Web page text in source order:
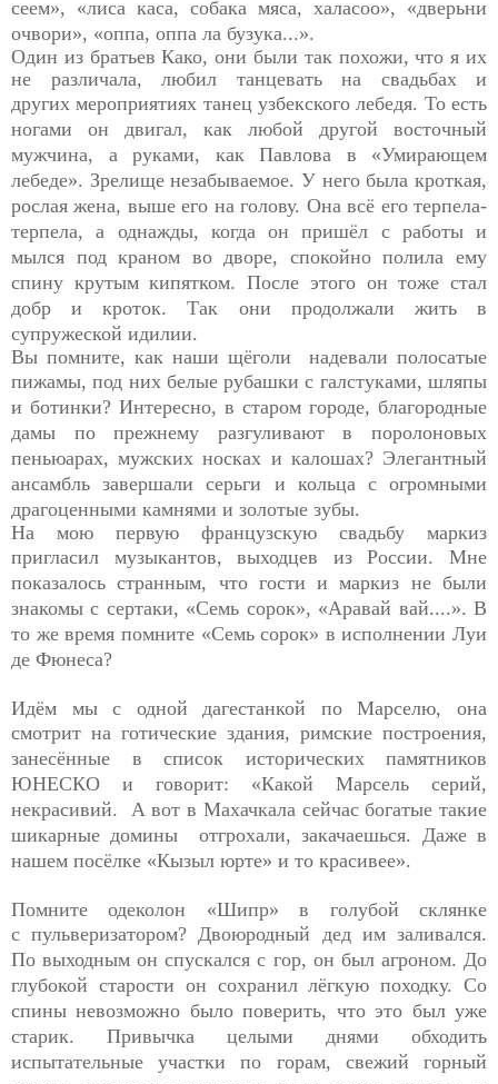
сеем», «лиса каса, собака мяса, халасоо», «дверьни
очвори», «оппа, оппа ла бузука...».
Один из братьев Како, они были так похожи, что я их
не различала, любил танцевать на свадьбах и
других мероприятиях танец узбекского лебедя. То есть
ногами он двигал, как любой другой восточный
мужчина, а руками, как Павлова в «Умирающем
лебеде». Зрелище незабываемое. У него была кроткая,
рослая жена, выше его на голову. Она всё его терпела-
терпела, а однажды, когда он пришёл с работы и
мылся под краном во дворе, спокойно полила ему
спину крутым кипятком. После этого он тоже стал
добр и кроток. Так они продолжали жить в
супружеской идилии.
Вы помните, как наши щёголи надевали полосатые
пижамы, под них белые рубашки с галстуками, шляпы
и ботинки? Интересно, в старом городе, благородные
дамы по прежнему разгуливают в поролоновых
пеньюарах, мужских носках и калошах? Элегантный
ансамбль завершали серьги и кольца с огромными
драгоценными камнями и золотые зубы.
На мою первую французскую свадьбу маркиз
пригласил музыкантов, выходцев из России. Мне
показалось странным, что гости и маркиз не были
знакомы с сертаки, «Семь сорок», «Аравай вай....». В
то же время помните «Семь сорок» в исполнении Луи
де Фюнеса?
Идём мы с одной дагестанкой по Марселю, она
смотрит на готические здания, римские построения,
занесённые в список исторических памятников
ЮНЕСКО и говорит: «Какой Марсель серий,
некрасивий. А вот в Махачкала сейчас богатые такие
шикарные домины отгрохали, закачаешься. Даже в
нашем посёлке «Кызыл юрте» и то красивее».
Помните одеколон «Шипр» в голубой склянке
спульверизатором? Двоюродный дед им заливался.
По выходным он спускался с гор, он был агроном. До
глубокой старости он сохранил лёгкую походку. Со
спины невозможно было поверить, что это был уже
старик. Привычка целыми днями обходить
испытательные участки по горам, свежий горный